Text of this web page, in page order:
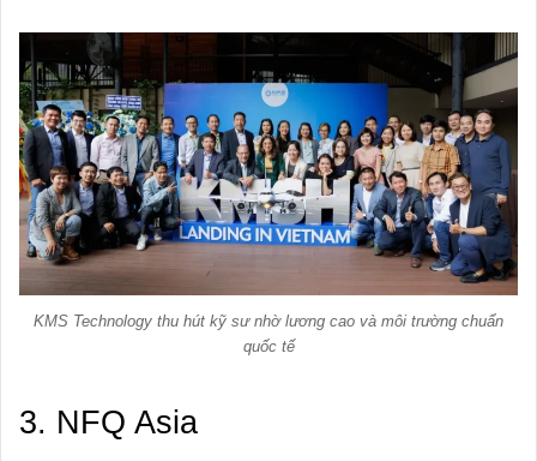
KMS Technology thu hút kỹ sư nhờ lương cao và môi trường chuẩn
quốc tế
3. NFQ Asia